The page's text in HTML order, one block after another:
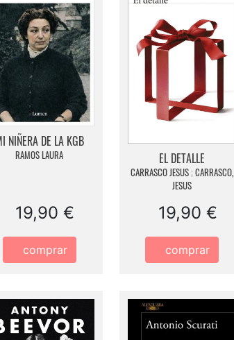
NIÑERA DE LA KGB
RAMOS LAURA
19,90 €
comprar
EL DETALLE
CARRASCO JESUS ;CARRASCO,
JESUS
19,90 €
comprar